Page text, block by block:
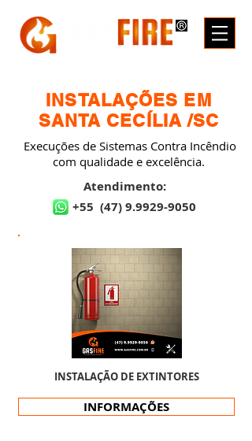
INSTALAÇÕES EM
SANTA CECÍLIA /SC
Execuções de Sistemas Contra Incêndio
com qualidade e excelência.
Atendimento:
+55 (47) 9.9929-9050
INFORMAÇÕES
INSTALAÇÃO DE EXTINTORES